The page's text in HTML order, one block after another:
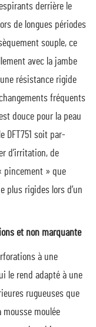
derrière le
de longues périodes
souple, ce
avec la jambe
résistance rigide
fréquents
douce pour la peau
DFT751 soit par-
d’irritation, de
pincement » que
plus rigides lors d’un
et non marquante
à une
le rend adapté à une
rugueuses que
moulée